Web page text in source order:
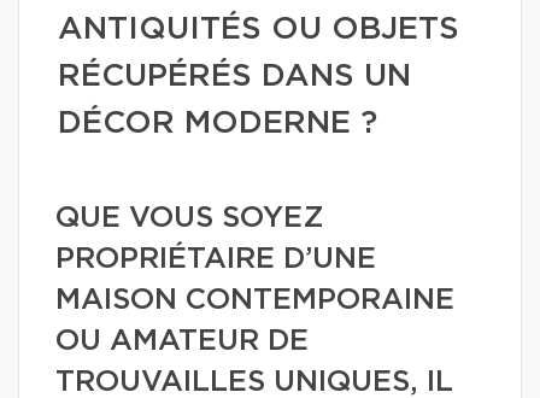
ANTIQUITÉS OU OBJETS
RÉCUPÉRÉS DANS UN
DÉCOR MODERNE ?
QUE VOUS SOYEZ
PROPRIÉTAIRE D’UNE
MAISON CONTEMPORAINE
OU AMATEUR DE
TROUVAILLES UNIQUES, IL